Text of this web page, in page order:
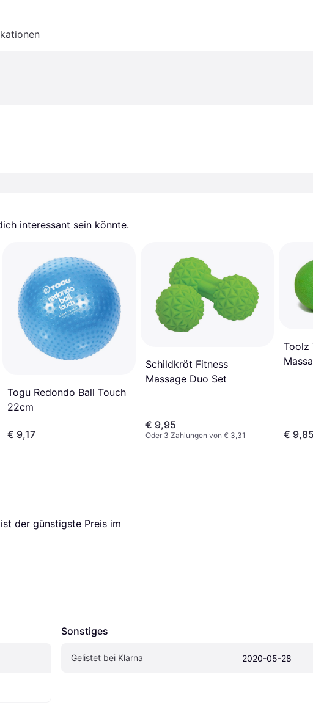
interessant sein könnte.
Togu Redondo Ball Touch
22cm
€ 9,17
Schildkröt Fitness
Massage Duo Set
€ 9,95
Oder 3 Zahlungen von € 3,31
Toolz
€ 9,85
der günstigste Preis im
Sonstiges
Gelistet bei Klarna 2020-05-28